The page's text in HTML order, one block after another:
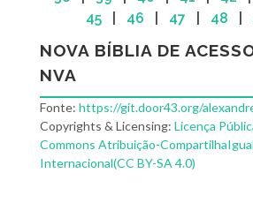
45| 46 47 48
NOVA BÍBLIA DE
NVA
Fonte: https://git.door43.org/
Copyrights & Licensing: Licença
Commons Atribuição-
Internacional(CC BY-SA 4.0)